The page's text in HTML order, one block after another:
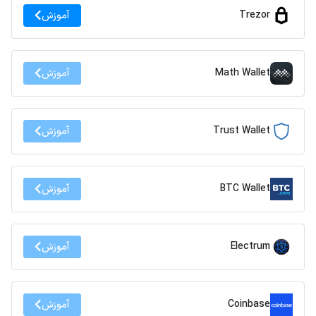
Trezor آموزش
Math Wallet آموزش
Trust Wallet آموزش
BTC Wallet آموزش
Electrum آموزش
Coinbase آموزش